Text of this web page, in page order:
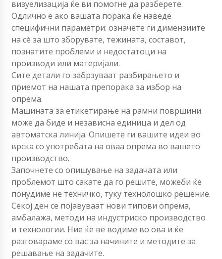
визуелизација ќе ви помогне да разберете.
Одлично е ако вашата порака ќе наведе
специфични параметри: означете ги димензиите
на сè за што зборувате, тежината, составот,
познатите проблеми и недостатоци на
производи или материјали.
Сите детали го забрзуваат разбирањето и
приемот на нашата препорака за избор на
опрема.
Машината за етикетирање на рамни површини
може да биде и независна единица и дел од
автоматска линија. Опишете ги вашите идеи во
врска со употребата на оваа опрема во вашето
производство.
Започнете со опишување на задачата или
проблемот што сакате да го решите, можеби ќе
понудиме не техничко, туку технолошко решение.
Секој ден се појавуваат нови типови опрема,
амбалажа, методи на индустриско производство
и технологии. Ние ќе ве водиме во ова и ќе
разговараме со вас за начините и методите за
решавање на задачите.